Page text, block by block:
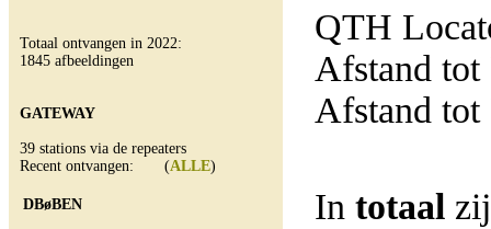
Totaal ontvangen in 2022:
1845 afbeeldingen
GATEWAY
39 stations via de repeaters
Recent ontvangen: (ALLE)
DBøBEN
QTH
Afstand tot
Afstand tot
In totaal